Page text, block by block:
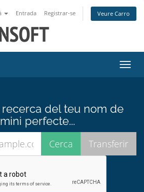
Entrada Registrar-se Veure Carro
la
del teu nom de
perfecte...